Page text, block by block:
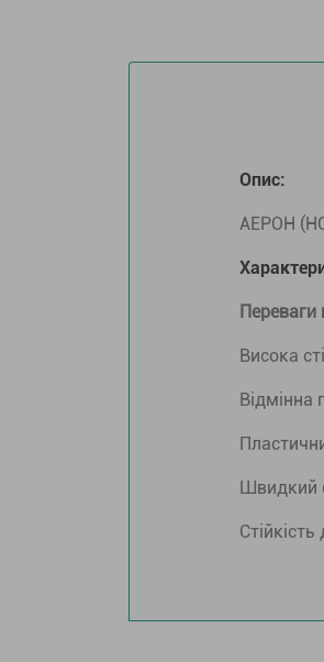
Опис:
AЕРОН (НС
Переваги
Висока
Відмінна
Швидкий